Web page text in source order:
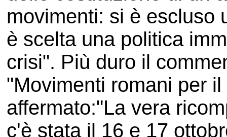
movimenti: si è escluso
è scelta una politica
crisi". Più duro il
"Movimenti romani per
affermato:"La vera
c'è stata il 16 e 17